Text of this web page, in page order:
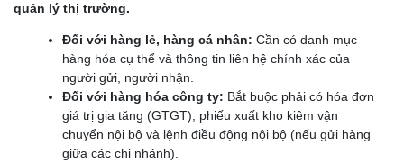
quản lý thị trường.
Đối với hàng lẻ, hàng cá nhân: Cần có danh mục
hàng hóa cụ thể và thông tin liên hệ chính xác của
người gửi, người nhận.
Đối với hàng hóa công ty: Bắt buộc phải có hóa đơn
giá trị gia tăng (GTGT), phiếu xuất kho kiêm vận
chuyển nội bộ và lệnh điều động nội bộ (nếu gửi hàng
giữa các chi nhánh).